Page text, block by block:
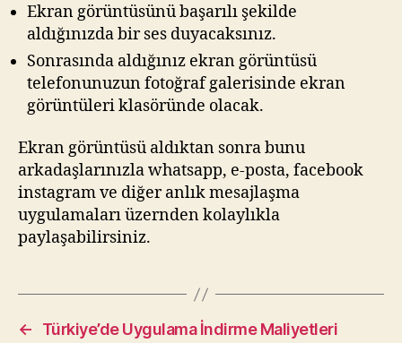
Ekran görüntüsünü başarılı şekilde
aldığınızda bir ses duyacaksınız.
Sonrasında aldığınız ekran görüntüsü
telefonunuzun fotoğraf galerisinde ekran
görüntüleri klasöründe olacak.
Ekran görüntüsü aldıktan sonra bunu
arkadaşlarınızla whatsapp, e-posta, facebook
instagram ve diğer anlık mesajlaşma
uygulamaları üzernden kolaylıkla
paylaşabilirsiniz.
←
Türkiye’de Uygulama İndirme Maliyetleri